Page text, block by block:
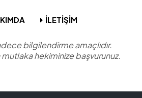
İLETİŞİM
bilgilendirme amaçlıdır.
mutlaka hekiminize başvurunuz.